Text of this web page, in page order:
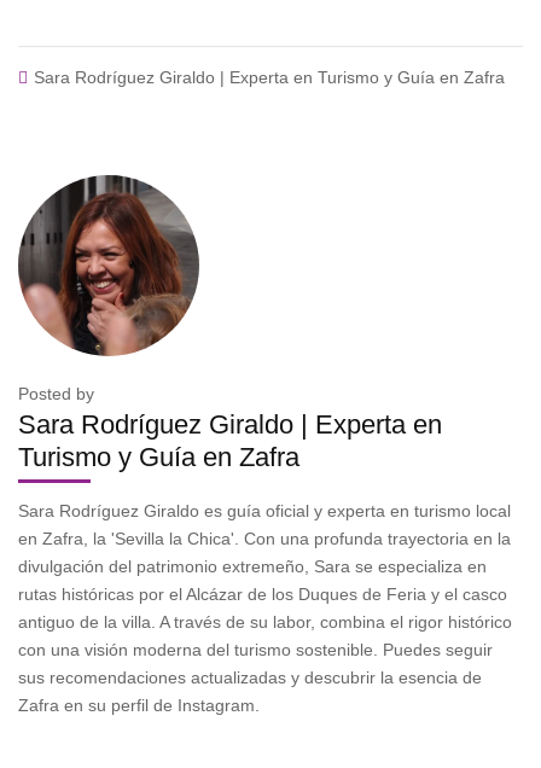
Sara Rodríguez Giraldo | Experta en Turismo y Guía en Zafra
Posted by
Sara Rodríguez Giraldo | Experta en
Turismo y Guía en Zafra
Sara Rodríguez Giraldo es guía oficial y experta en turismo local
en Zafra, la 'Sevilla la Chica'. Con una profunda trayectoria en la
divulgación del patrimonio extremeño, Sara se especializa en
rutas históricas por el Alcázar de los Duques de Feria y el casco
antiguo de la villa. A través de su labor, combina el rigor histórico
con una visión moderna del turismo sostenible. Puedes seguir
sus recomendaciones actualizadas y descubrir la esencia de
Zafra en su perfil de Instagram.